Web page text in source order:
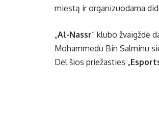
miestą ir organizuodama
„Al-Nassr“ klubo žvaigždė
Mohammedu Bin Salminu
Dėl šios priežasties „